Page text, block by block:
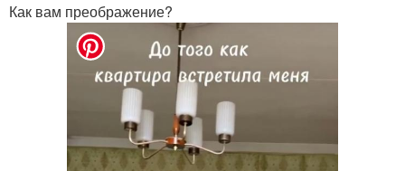
Как вам преображение?